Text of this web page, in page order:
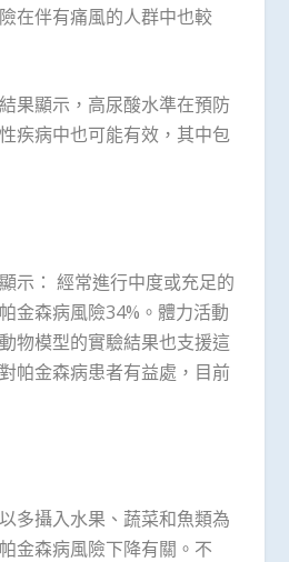
在伴有痛風的人群中也較
果顯示，高尿酸水準在預防
疾病中也可能有效，其中包
示： 經常進行中度或充足的
金森病風險34%。體力活動
物模型的實驗結果也支援這
帕金森病患者有益處，目前
多攝入水果、蔬菜和魚類為
金森病風險下降有關。不